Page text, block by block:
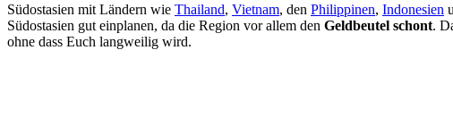
Südostasien mit Ländern wie Thailand, Vietnam, den Philippinen, Indonesien
Südostasien gut einplanen, da die Region vor allem den Geldbeutel schont.
ohne dass Euch langweilig wird.